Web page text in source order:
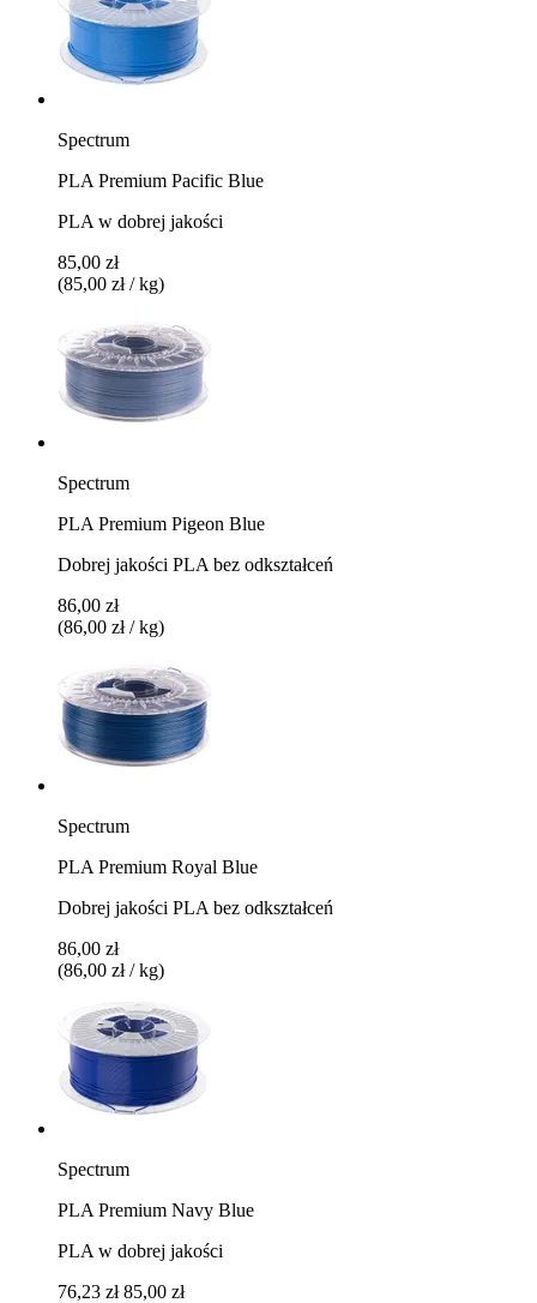
Spectrum
PLA Premium Pacific Blue
PLA w dobrej jakości
85,00 zł
(85,00 zł / kg)
Spectrum
PLA Premium Pigeon Blue
Dobrej jakości PLA bez odkształceń
86,00 zł
(86,00 zł / kg)
Spectrum
PLA Premium Royal Blue
Dobrej jakości PLA bez odkształceń
86,00 zł
(86,00 zł / kg)
Spectrum
PLA Premium Navy Blue
PLA w dobrej jakości
76,23 zł 85,00 zł